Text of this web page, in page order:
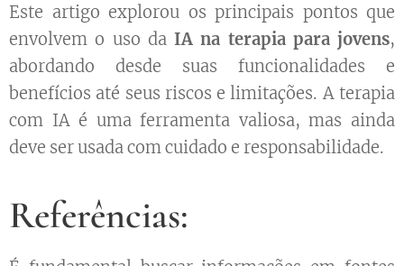
Este artigo explorou os principais pontos que
envolvem o uso da IA na terapia para jovens,
abordando desde suas funcionalidades e
benefícios até seus riscos e limitações. A terapia
com IA é uma ferramenta valiosa, mas ainda
deve ser usada com cuidado e responsabilidade.
Referências: